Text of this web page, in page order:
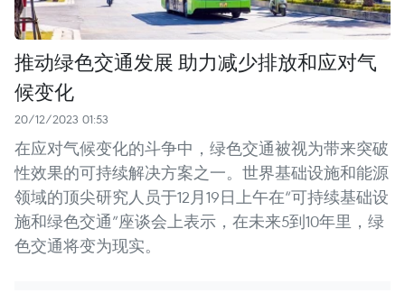
推动绿色交通发展 助力减少排放和应对气
候变化
20/12/2023 01:53
在应对气候变化的斗争中，绿色交通被视为带来突破
性效果的可持续解决方案之一。世界基础设施和能源
领域的顶尖研究人员于12月19日上午在“可持续基础设
施和绿色交通”座谈会上表示，在未来5到10年里，绿
色交通将变为现实。